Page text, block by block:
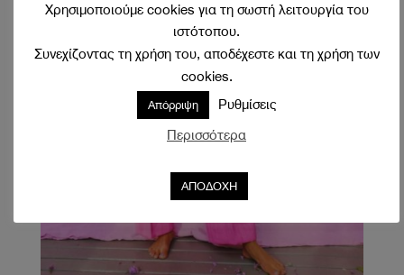
Χρησιμοποιούμε cookies για τη σωστή λειτουργία του
ιστότοπου.
Συνεχίζοντας τη χρήση του, αποδέχεστε και τη χρήση των
cookies.
Απόρριψη Ρυθμίσεις
Περισσότερα
ΑΠΟΔΟΧΗ